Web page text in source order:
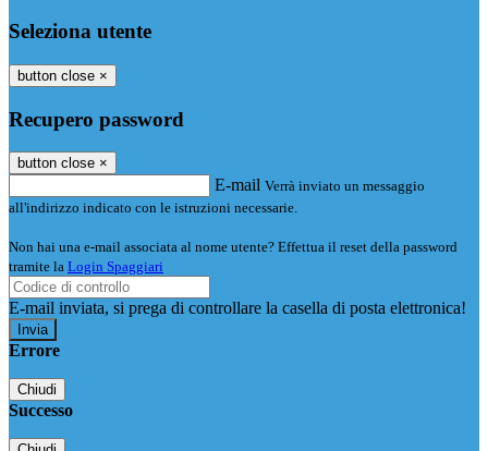
Seleziona utente
button close ×
Recupero password
button close ×
E-mail Verrà inviato un messaggio
all'indirizzo indicato con le istruzioni necessarie.
Non hai una e-mail associata al nome utente? Effettua il reset della password
tramite la Login Spaggiari
E-mail inviata, si prega di controllare la casella di posta elettronica!
Errore
Chiudi
Successo